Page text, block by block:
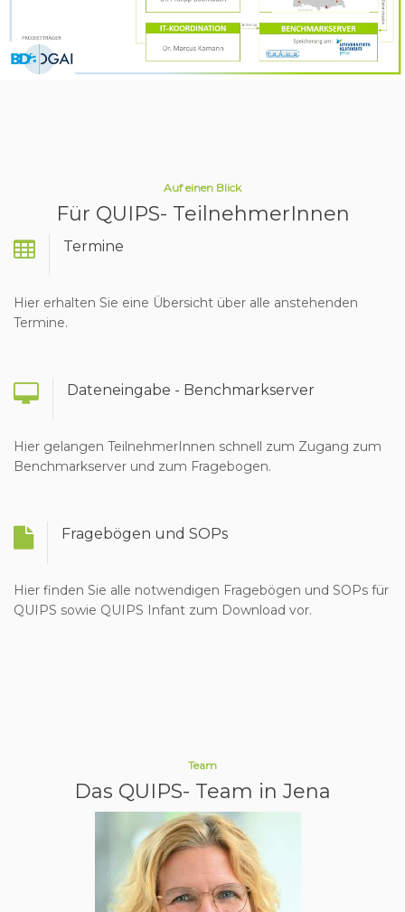
Auf einen Blick
Für QUIPS- TeilnehmerInnen
Termine
Hier erhalten Sie eine Übersicht über alle anstehenden
Termine.
Dateneingabe - Benchmarkserver
Hier gelangen TeilnehmerInnen schnell zum Zugang zum
Benchmarkserver und zum Fragebogen.
Fragebögen und SOPs
Hier finden Sie alle notwendigen Fragebögen und SOPs für
QUIPS sowie QUIPS Infant zum Download vor.
Team
Das QUIPS- Team in Jena